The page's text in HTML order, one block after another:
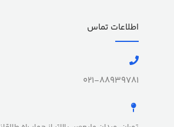
اطلاعات تماس
021-88939781